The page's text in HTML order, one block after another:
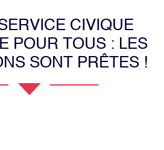
CIVIQUE
POUR TOUS : LES
SONT PRÊTES !